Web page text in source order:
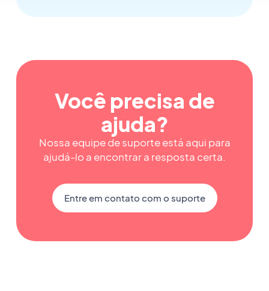
Você precisa de
ajuda?
Nossa equipe de suporte está aqui para
ajudá-lo a encontrar a resposta certa.
Entre em contato com o suporte